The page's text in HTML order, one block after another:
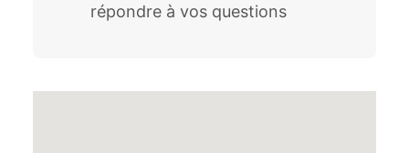
répondre à vos questions